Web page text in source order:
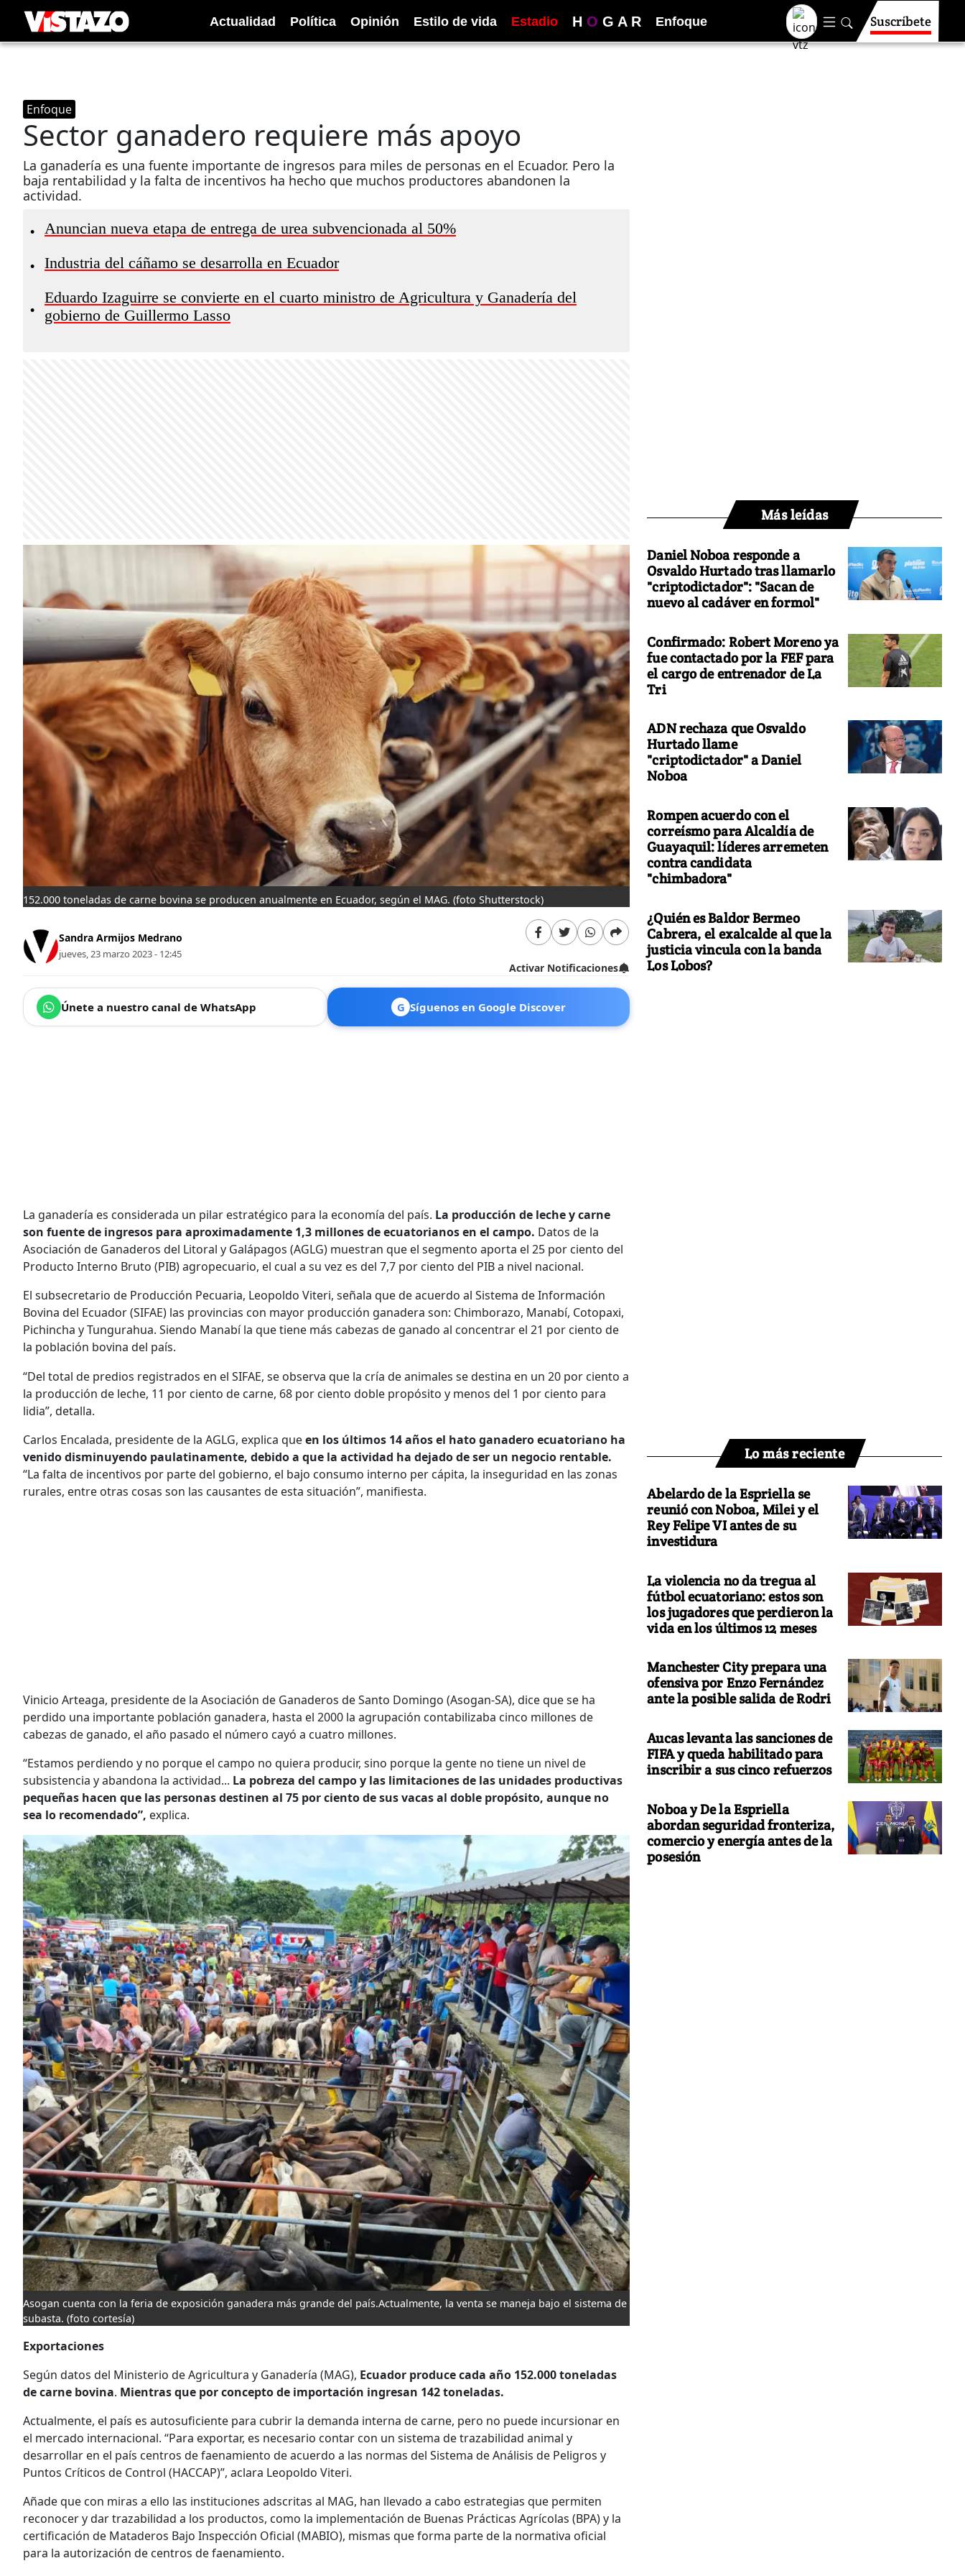
Actualidad Política Opinión Estilo de vida Estadio H O G A R Enfoque Suscríbete
Enfoque
Sector ganadero requiere más apoyo
La ganadería es una fuente importante de ingresos para miles de personas en el Ecuador. Pero la
baja rentabilidad y la falta de incentivos ha hecho que muchos productores abandonen la
actividad.
• Anuncian nueva etapa de entrega de urea subvencionada al 50%
• Industria del cáñamo se desarrolla en Ecuador
•
Eduardo Izaguirre se convierte en el cuarto ministro de Agricultura y Ganadería del
gobierno de Guillermo Lasso
152.000 toneladas de carne bovina se producen anualmente en Ecuador, según el MAG. (foto Shutterstock)
Sandra Armijos Medrano
jueves, 23 marzo 2023 - 12:45
Activar Notificaciones
Únete a nuestro canal de WhatsApp G Síguenos en Google Discover
La ganadería es considerada un pilar estratégico para la economía del país. La producción de leche y carne
son fuente de ingresos para aproximadamente 1,3 millones de ecuatorianos en el campo. Datos de la
Asociación de Ganaderos del Litoral y Galápagos (AGLG) muestran que el segmento aporta el 25 por ciento del
Producto Interno Bruto (PIB) agropecuario, el cual a su vez es del 7,7 por ciento del PIB a nivel nacional.
El subsecretario de Producción Pecuaria, Leopoldo Viteri, señala que de acuerdo al Sistema de Información
Bovina del Ecuador (SIFAE) las provincias con mayor producción ganadera son: Chimborazo, Manabí, Cotopaxi,
Pichincha y Tungurahua. Siendo Manabí la que tiene más cabezas de ganado al concentrar el 21 por ciento de
la población bovina del país.
“Del total de predios registrados en el SIFAE, se observa que la cría de animales se destina en un 20 por ciento a
la producción de leche, 11 por ciento de carne, 68 por ciento doble propósito y menos del 1 por ciento para
lidia”, detalla.
Carlos Encalada, presidente de la AGLG, explica queen los últimos 14 años el hato ganadero ecuatoriano ha
venido disminuyendo paulatinamente, debido a que la actividad ha dejado de ser un negocio rentable.
“La falta de incentivos por parte del gobierno, el bajo consumo interno per cápita, la inseguridad en las zonas
rurales, entre otras cosas son las causantes de esta situación”, manifiesta.
Vinicio Arteaga, presidente de la Asociación de Ganaderos de Santo Domingo (Asogan-SA), dice que se ha
perdido una importante población ganadera, hasta el 2000 la agrupación contabilizaba cinco millones de
cabezas de ganado, el año pasado el número cayó a cuatro millones.
“Estamos perdiendo y no porque el campo no quiera producir, sino porque la gente no tiene un nivel de
subsistencia y abandona la actividad... La pobreza del campo y las limitaciones de las unidades productivas
pequeñas hacen que las personas destinen al 75 por ciento de sus vacas al doble propósito, aunque no
sea lo recomendado”, explica.
Asogan cuenta con la feria de exposición ganadera más grande del país.Actualmente, la venta se maneja bajo el sistema de
subasta. (foto cortesía)
Exportaciones
Según datos del Ministerio de Agricultura y Ganadería (MAG), Ecuador produce cada año 152.000 toneladas
de carne bovina. Mientras que por concepto de importación ingresan 142 toneladas.
Actualmente, el país es autosuficiente para cubrir la demanda interna de carne, pero no puede incursionar en
el mercado internacional. “Para exportar, es necesario contar con un sistema de trazabilidad animal y
desarrollar en el país centros de faenamiento de acuerdo a las normas del Sistema de Análisis de Peligros y
Puntos Críticos de Control (HACCAP)”, aclara Leopoldo Viteri.
Añade que con miras a ello las instituciones adscritas al MAG, han llevado a cabo estrategias que permiten
reconocer y dar trazabilidad a los productos, como la implementación de Buenas Prácticas Agrícolas (BPA) y la
certificación de Mataderos Bajo Inspección Oficial (MABIO), mismas que forma parte de la normativa oficial
para la autorización de centros de faenamiento.
Más leídas
Daniel Noboa responde a
Osvaldo Hurtado tras llamarlo
"criptodictador": "Sacan de
nuevo al cadáver en formol"
Confirmado: Robert Moreno ya
fue contactado por la FEF para
el cargo de entrenador de La
Tri
ADN rechaza que Osvaldo
Hurtado llame
"criptodictador" a Daniel
Noboa
Rompen acuerdo con el
correísmo para Alcaldía de
Guayaquil: líderes arremeten
contra candidata
"chimbadora"
¿Quién es Baldor Bermeo
Cabrera, el exalcalde al que la
justicia vincula con la banda
Los Lobos?
Lo más reciente
Abelardo de la Espriella se
reunió con Noboa, Milei y el
Rey Felipe VI antes de su
investidura
La violencia no da tregua al
fútbol ecuatoriano: estos son
los jugadores que perdieron la
vida en los últimos 12 meses
Manchester City prepara una
ofensiva por Enzo Fernández
ante la posible salida de Rodri
Aucas levanta las sanciones de
FIFA y queda habilitado para
inscribir a sus cinco refuerzos
Noboa y De la Espriella
abordan seguridad fronteriza,
comercio y energía antes de la
posesión